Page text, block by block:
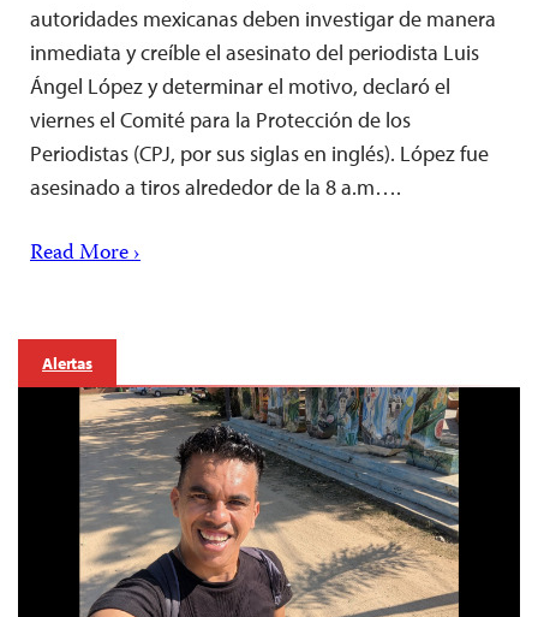
autoridades mexicanas deben investigar de manera
inmediata y creíble el asesinato del periodista Luis
Ángel López y determinar el motivo, declaró el
viernes el Comité para la Protección de los
Periodistas (CPJ, por sus siglas en inglés). López fue
asesinado a tiros alrededor de la 8 a.m….
Read More ›
Alertas